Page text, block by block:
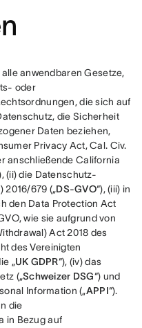
anwendbaren Gesetze,
oder
die sich auf
die Sicherheit
Daten beziehen,
Privacy Act, Cal. Civ.
anschließende California
(ii) die Datenschutz-
2016/679 („DS-GVO“), (iii) in
den Data Protection Act
wie sie aufgrund von
Act 2018 des
des Vereinigten
„UK GDPR“), (iv) das
(„Schweizer DSG“) und
Information („APPI“).
die
in Bezug auf